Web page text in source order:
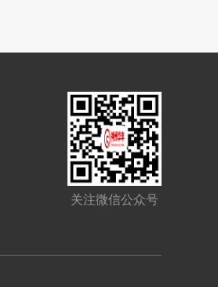
关注微信公众号